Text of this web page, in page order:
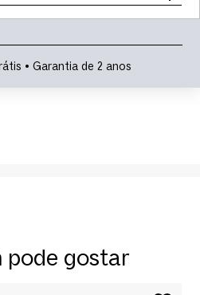
• Garantia de 2 anos
pode gostar